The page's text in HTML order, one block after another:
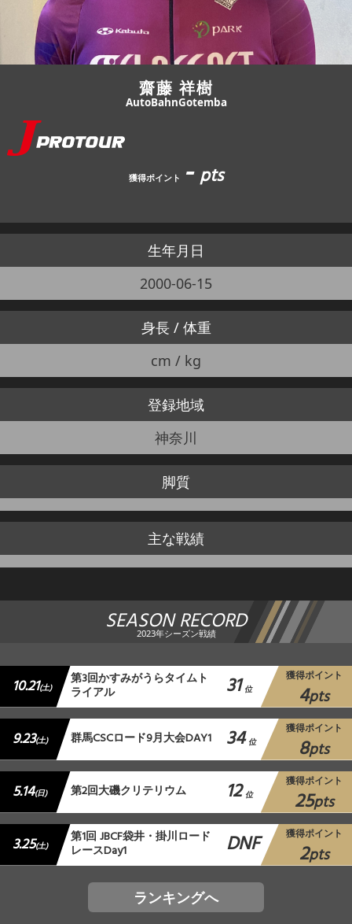
齋藤 祥樹
AutoBahnGotemba
獲得ポイント -pts
生年月日
2000-06-15
身長 / 体重
cm / kg
登録地域
神奈川
脚質
主な戦績
SEASON RECORD
2023年シーズン戦績
10.21(土) 第3回かすみがうらタイムト
ライアル 31 位
獲得ポイント
4pts
9.23(土) 群馬CSCロード9月大会DAY1 34 位
獲得ポイント
8pts
5.14(日) 第2回大磯クリテリウム 12 位
獲得ポイント
25pts
3.25(土) 第1回 JBCF袋井・掛川ロード
レースDay1 DNF 獲得ポイント
2pts
ランキングへ